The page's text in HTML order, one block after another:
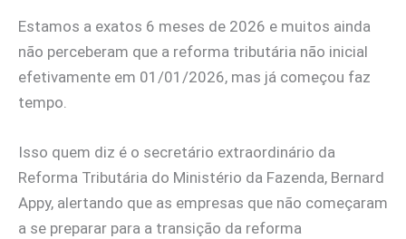
Estamos a exatos 6 meses de 2026 e muitos ainda
não perceberam que a reforma tributária não inicial
efetivamente em 01/01/2026, mas já começou faz
tempo.
Isso quem diz é o secretário extraordinário da
Reforma Tributária do Ministério da Fazenda, Bernard
Appy, alertando que as empresas que não começaram
a se preparar para a transição da reforma